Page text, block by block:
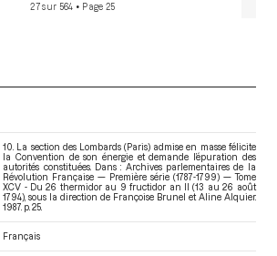
27 sur 564 • Page 25
10. La section des Lombards (Paris) admise en masse félicite
la Convention de son énergie et demande l’épuration des
autorités constituées. Dans : Archives parlementaires de la
Révolution Française — Première série (1787-1799) — Tome
XCV - Du 26 thermidor au 9 fructidor an II (13 au 26 août
1794) , sous la direction de Françoise Brunel et Aline Alquier.
1987. p. 25.
Français